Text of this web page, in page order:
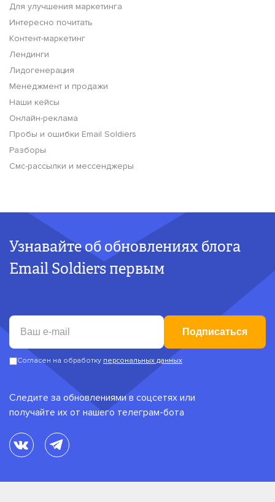
Для улучшения маркетинга
Интересно почитать
Контент-маркетинг
Лендинги
Лидогенерация
Менеджмент и продажи
Наши кейсы
Онлайн-реклама
Пробы и ошибки Email Soldiers
Разборы
Смс-рассылки и мессенджеры
Узнавайте об обновлениях блога
Email Soldiers первым
Подписаться
Согласен на обработку персональных данных
Следите за обновлениями в соцсетях или
получайте их от нашего телеграм-бота